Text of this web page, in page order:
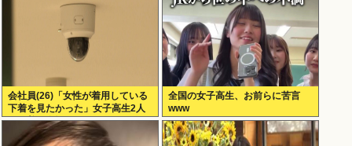
会社員(26)「女性が着用している
下着を見たかった」女子高生2人
の下着を盗撮
全国の女子高生、お前らに苦言
www